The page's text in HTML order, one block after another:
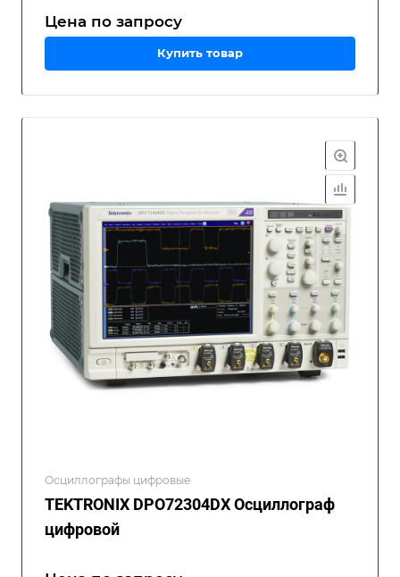
Цена по запросу
Купить товар
Осциллографы цифровые
TEKTRONIX DPO72304DX Осциллограф
цифровой